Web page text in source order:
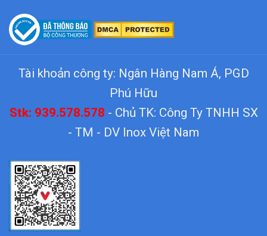
Tài khoản công ty: Ngân Hàng Nam Á, PGD
Phú Hữu
Stk: 939.578.578 - Chủ TK: Công Ty TNHH SX
- TM - DV Inox Việt Nam